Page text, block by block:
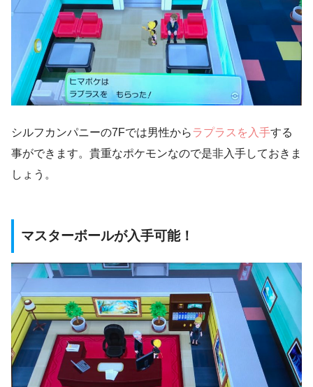
シルフカンパニーの7Fでは男性からラプラスを入手する
事ができます。貴重なポケモンなので是非入手しておきま
しょう。
マスターボールが入手可能！